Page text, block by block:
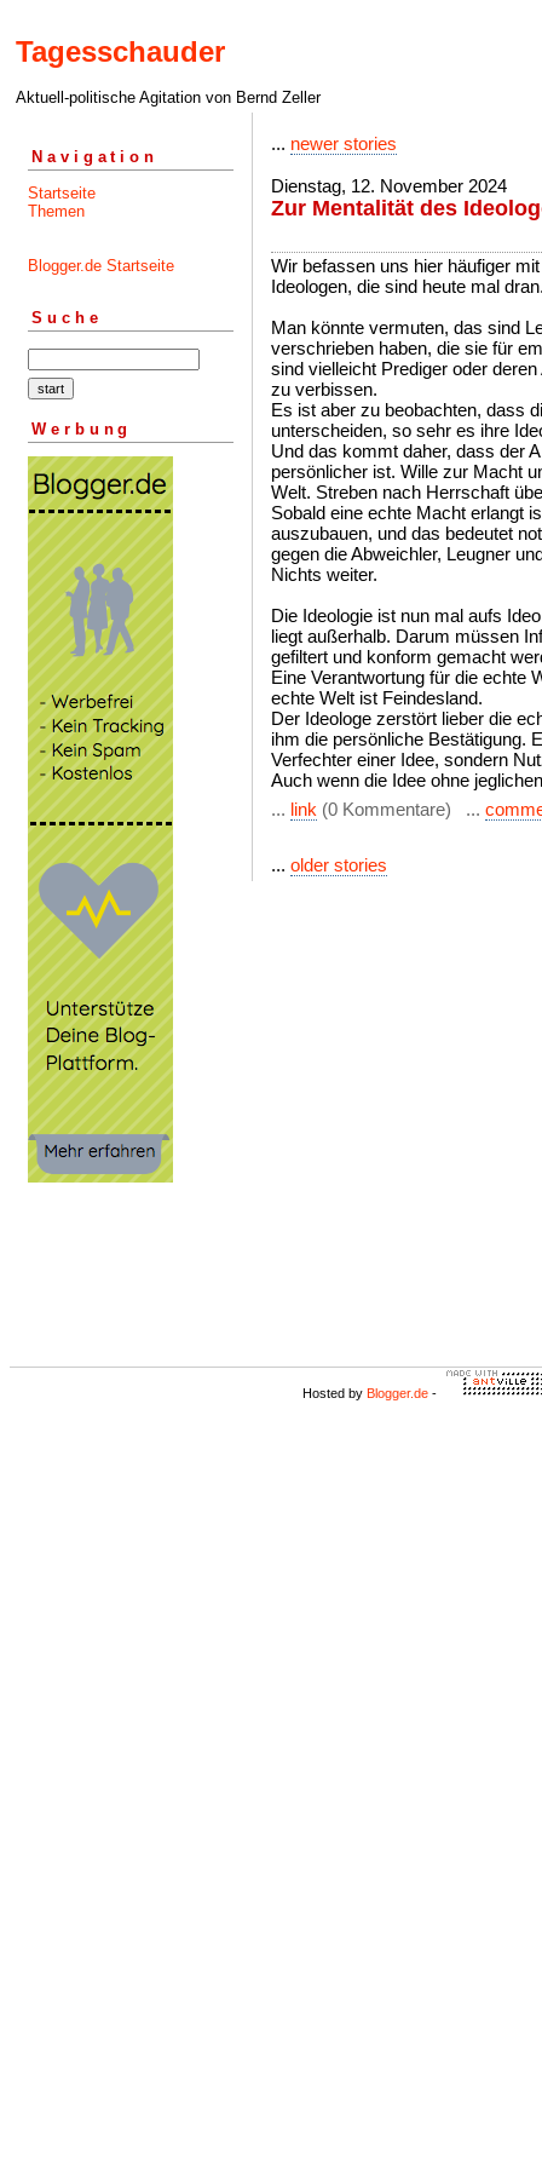
Tagesschauder
Aktuell-politische Agitation von Bernd Zeller
Navigation
Startseite
Themen
Blogger.de Startseite
Suche
Werbung
... newer stories
Dienstag, 12. November 2024
Zur Mentalität des
Wir befassen uns hier häufiger
Ideologen, die sind heute mal
Man könnte vermuten, das sind
verschrieben haben, die sie für
sind vielleicht Prediger oder
zu verbissen.
Es ist aber zu beobachten, dass
unterscheiden, so sehr es ihre
Und das kommt daher, dass der
persönlicher ist. Wille zur Macht
Welt. Streben nach Herrschaft
Sobald eine echte Macht erlangt
auszubauen, und das bedeutet
gegen die Abweichler, Leugner
Nichts weiter.
Die Ideologie ist nun mal aufs
liegt außerhalb. Darum müssen
gefiltert und konform gemacht
Eine Verantwortung für die echte
echte Welt ist Feindesland.
Der Ideologe zerstört lieber die
ihm die persönliche Bestätigung.
Verfechter einer Idee, sondern
Auch wenn die Idee ohne
... link (0 Kommentare) ...
... older stories
Hosted by Blogger.de -